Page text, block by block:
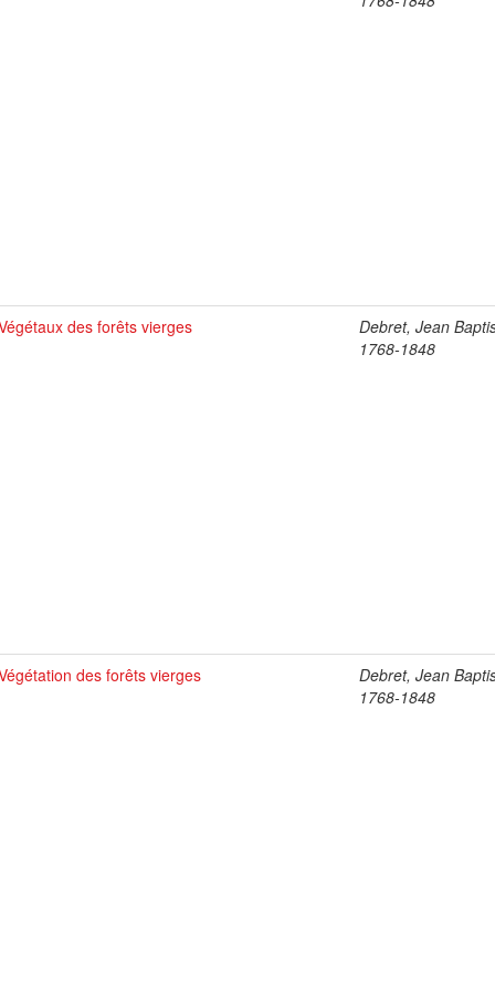
des forêts vierges
Debret, Jean
1768-1848
des forêts vierges
Debret, Jean
1768-1848